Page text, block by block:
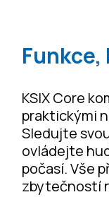
KSIX Core
praktickými
Sledujte
ovládejte
počasí. Vše
zbytečností